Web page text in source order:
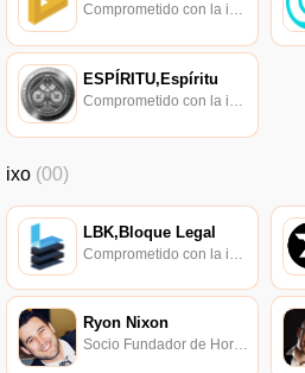
Comprometido con la investigación de políticas en los campos de las nuevas finanzas, las finanzas internacionales y los mercados financieros.
ESPÍRITU,Espíritu
Comprometido con la investigación de políticas en los campos de las nuevas finanzas, las finanzas internacionales y los mercados financieros.
ixo (00)
LBK,Bloque Legal
Ryon Nixon
Socio Fundador de Horizons Legal Consulting.